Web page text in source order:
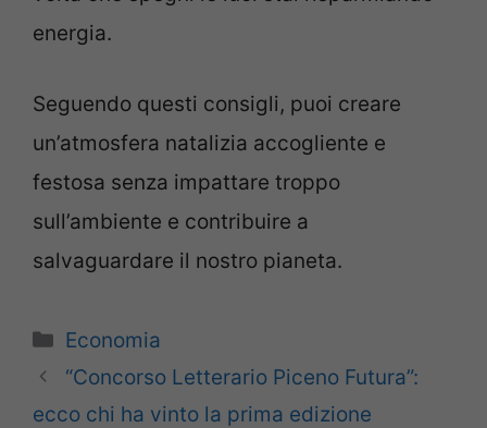
energia.
Seguendo questi consigli, puoi creare
un’atmosfera natalizia accogliente e
festosa senza impattare troppo
sull’ambiente e contribuire a
salvaguardare il nostro pianeta.
Categorie
Economia
“Concorso Letterario Piceno Futura”:
ecco chi ha vinto la prima edizione